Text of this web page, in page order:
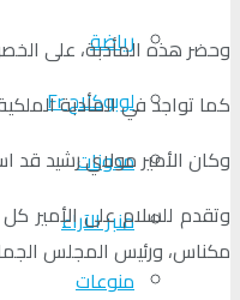
رياضة
لوبوكلاج Fr
مدونات
منبر الآراء
منوعات
وحضر هذه المأدبة، على
كما تواجد في المأدبة
وكان الأمير مولاي رشيد قد
وتقدم للسلام على الأمير
مكناس، ورئيس المجلس